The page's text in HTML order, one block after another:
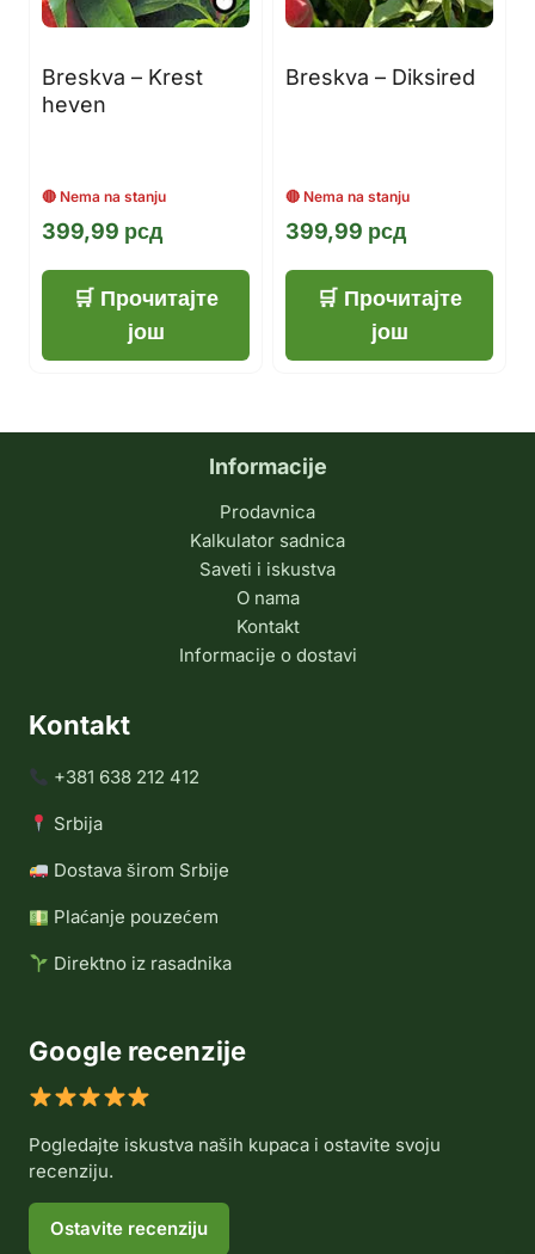
Breskva – Krest
heven
399,99 рсд
Прочитајте
још
Breskva – Diksired
399,99 рсд
Прочитајте
још
Informacije
Prodavnica
Kalkulator sadnica
Saveti i iskustva
O nama
Kontakt
Informacije o dostavi
Kontakt
+381 638 212 412
Srbija
Dostava širom Srbije
Plaćanje pouzećem
Direktno iz rasadnika
Google recenzije
Pogledajte iskustva naših kupaca i ostavite svoju
recenziju.
Ostavite recenziju